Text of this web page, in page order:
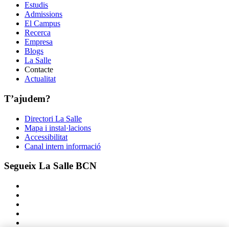
Estudis
Admissions
El Campus
Recerca
Empresa
Blogs
La Salle
Contacte
Actualitat
T’ajudem?
Directori La Salle
Mapa i instal·lacions
Accessibilitat
Canal intern informació
Segueix La Salle BCN